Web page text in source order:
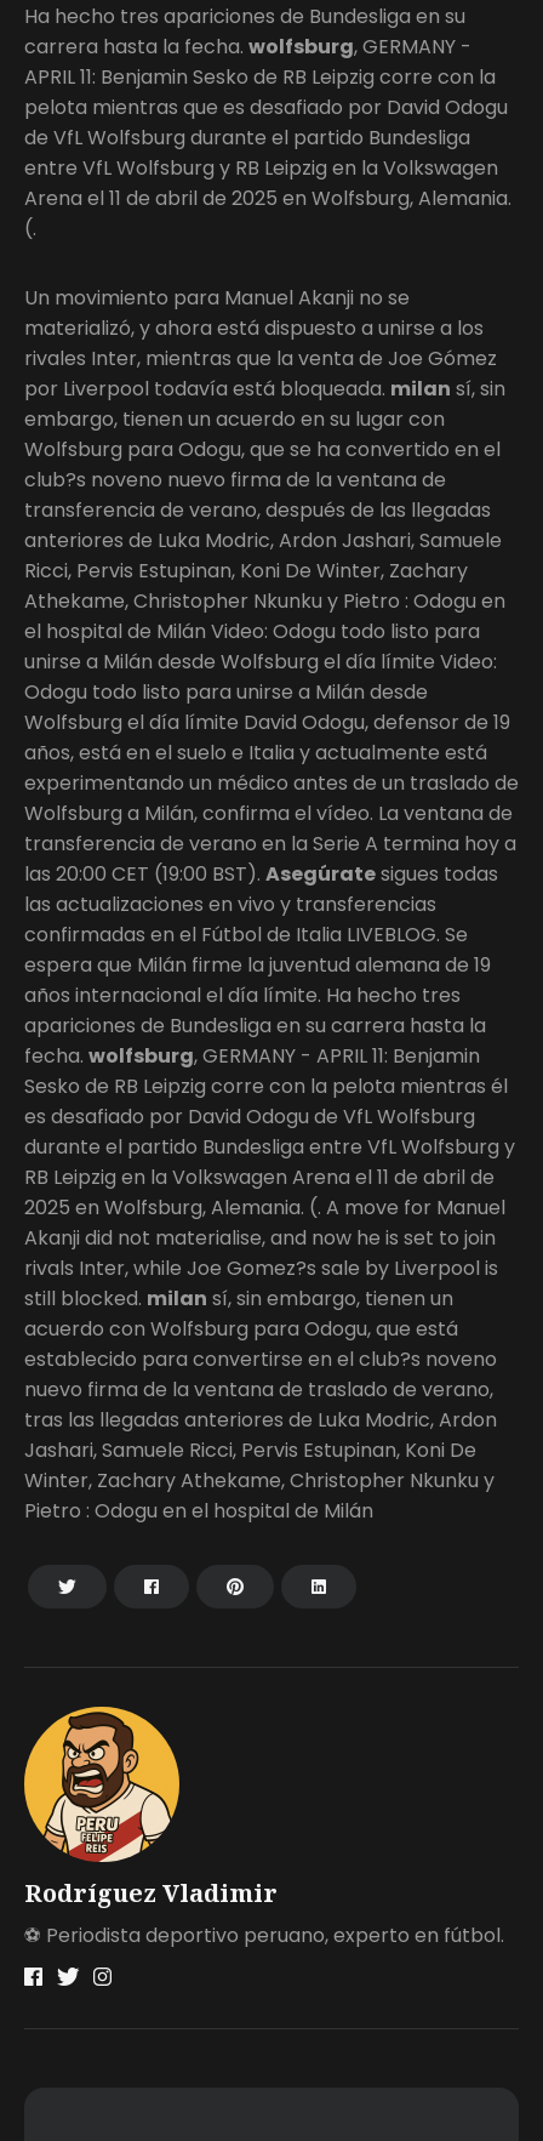
Rodríguez Vladimir
⚽ Periodista deportivo peruano, experto en fútbol.
Ha hecho tres apariciones de Bundesliga en su
carrera hasta la fecha. wolfsburg, GERMANY -
APRIL 11: Benjamin Sesko de RB Leipzig corre con la
pelota mientras que es desafiado por David Odogu
de VfL Wolfsburg durante el partido Bundesliga
entre VfL Wolfsburg y RB Leipzig en la Volkswagen
Arena el 11 de abril de 2025 en Wolfsburg, Alemania.
(.
Un movimiento para Manuel Akanji no se
materializó, y ahora está dispuesto a unirse a los
rivales Inter, mientras que la venta de Joe Gómez
por Liverpool todavía está bloqueada. milan sí, sin
embargo, tienen un acuerdo en su lugar con
Wolfsburg para Odogu, que se ha convertido en el
club?s noveno nuevo firma de la ventana de
transferencia de verano, después de las llegadas
anteriores de Luka Modric, Ardon Jashari, Samuele
Ricci, Pervis Estupinan, Koni De Winter, Zachary
Athekame, Christopher Nkunku y Pietro : Odogu en
el hospital de Milán Video: Odogu todo listo para
unirse a Milán desde Wolfsburg el día límite Video:
Odogu todo listo para unirse a Milán desde
Wolfsburg el día límite David Odogu, defensor de 19
años, está en el suelo e Italia y actualmente está
experimentando un médico antes de un traslado de
Wolfsburg a Milán, confirma el vídeo. La ventana de
transferencia de verano en la Serie A termina hoy a
las 20:00 CET (19:00 BST). Asegúratesigues todas
las actualizaciones en vivo y transferencias
confirmadas en el Fútbol de Italia LIVEBLOG. Se
espera que Milán firme la juventud alemana de 19
años internacional el día límite. Ha hecho tres
apariciones de Bundesliga en su carrera hasta la
fecha. wolfsburg, GERMANY - APRIL 11: Benjamin
Sesko de RB Leipzig corre con la pelota mientras él
es desafiado por David Odogu de VfL Wolfsburg
durante el partido Bundesliga entre VfL Wolfsburg y
RB Leipzig en la Volkswagen Arena el 11 de abril de
2025 en Wolfsburg, Alemania. (. A move for Manuel
Akanji did not materialise, and now he is set to join
rivals Inter, while Joe Gomez?s sale by Liverpool is
still blocked. milan sí, sin embargo, tienen un
acuerdo con Wolfsburg para Odogu, que está
establecido para convertirse en el club?s noveno
nuevo firma de la ventana de traslado de verano,
tras las llegadas anteriores de Luka Modric, Ardon
Jashari, Samuele Ricci, Pervis Estupinan, Koni De
Winter, Zachary Athekame, Christopher Nkunku y
Pietro : Odogu en el hospital de Milán